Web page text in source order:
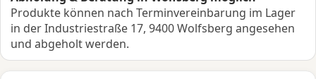
Produkte können nach Terminvereinbarung im Lager
in der Industriestraße 17, 9400 Wolfsberg angesehen
und abgeholt werden.